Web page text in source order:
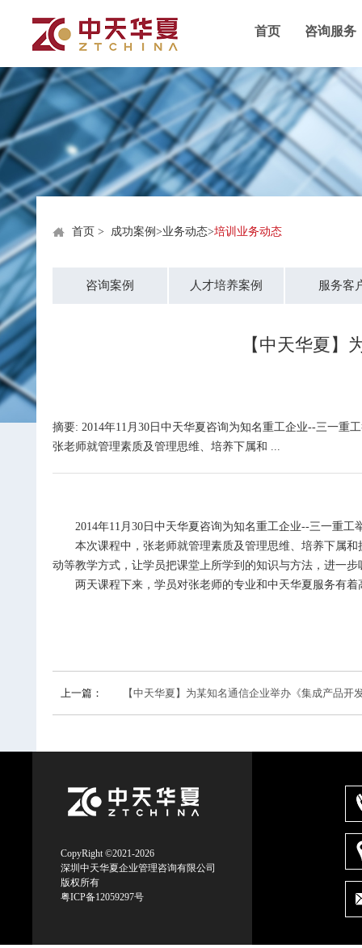
首页 咨询服务
首页 > 成功案例 >业务动态>培训业务动态
咨询案例 人才培养案例 服务客
【中天华夏
摘要: 2014年11月30日中天华夏咨询为知名重工企业--三一重
张老师就管理素质及管理思维、培养下属和 ...
2014年11月30日中天华夏咨询为知名重工企业--三一重工
本次课程中，张老师就管理素质及管理思维、培养下属和
动等教学方式，让学员把课堂上所学到的知识与方法，进一
两天课程下来，学员对张老师的专业和中天华夏服务有着
上一篇： 【中天华夏】为某知名通信企业举办《集成产品开
CopyRight ©2021-2026
深圳中天华夏企业管理咨询有限公司
版权所有
粤ICP备12059297号